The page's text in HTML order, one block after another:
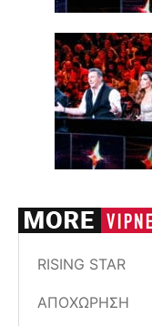
RISING STAR
ΑΠΟΧΏΡΗΣΗ